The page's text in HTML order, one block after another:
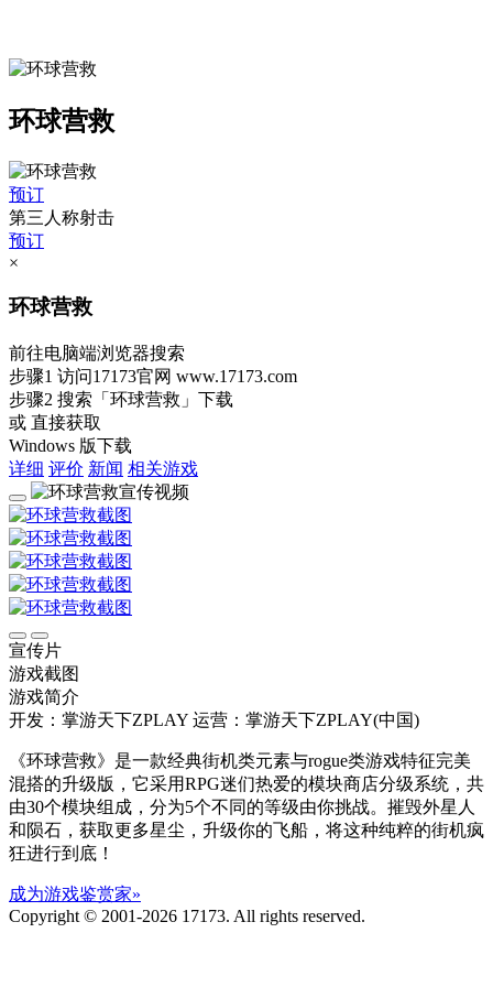
环球营救
预订
第三人称射击
预订
×
环球营救
前往电脑端浏览器搜索
步骤1 访问17173官网 www.17173.com
步骤2 搜索 「环球营救」 下载
或 直接获取
Windows 版下载
详细 评价 新闻 相关游戏
宣传片
游戏截图
游戏简介
开发：掌游天下ZPLAY 运营：掌游天下ZPLAY(中国)
《环球营救》是一款经典街机类元素与rogue类游戏特征完美
混搭的升级版，它采用RPG迷们热爱的模块商店分级系统，共
由30个模块组成，分为5个不同的等级由你挑战。摧毁外星人
和陨石，获取更多星尘，升级你的飞船，将这种纯粹的街机疯
狂进行到底！
成为游戏鉴赏家»
Copyright © 2001-2026 17173. All rights reserved.